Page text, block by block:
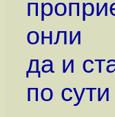
онли
да и
по